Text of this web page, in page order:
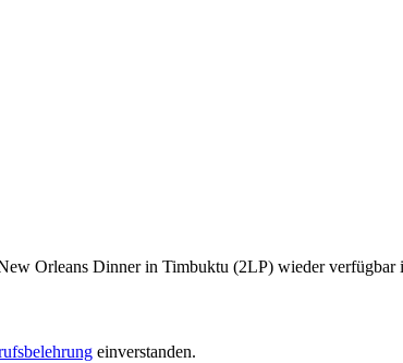
Orleans Dinner in Timbuktu (2LP) wieder verfügbar
einverstanden.